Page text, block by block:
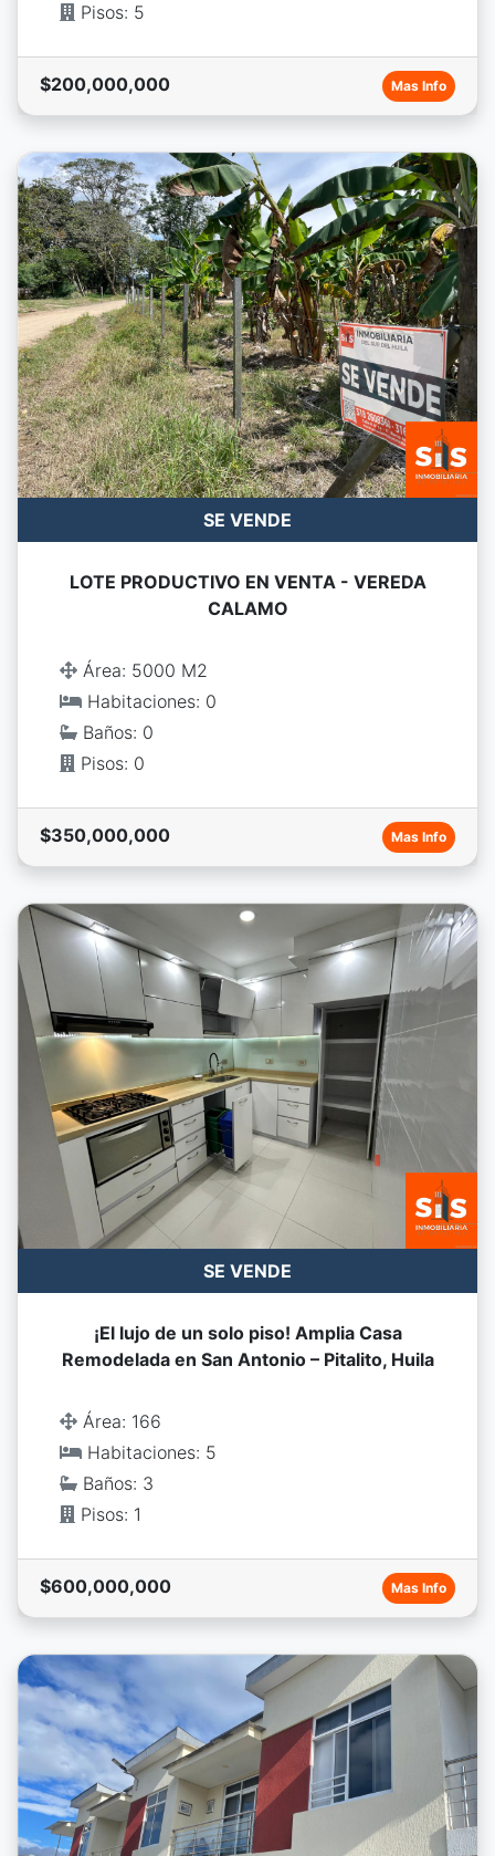
Pisos: 5
$200,000,000 Mas Info
SE VENDE
LOTE PRODUCTIVO EN VENTA - VEREDA
CALAMO
Área: 5000 M2
Habitaciones: 0
Baños: 0
Pisos: 0
$350,000,000 Mas Info
SE VENDE
¡El lujo de un solo piso! Amplia Casa
Remodelada en San Antonio – Pitalito, Huila
Área: 166
Habitaciones: 5
Baños: 3
Pisos: 1
$600,000,000 Mas Info